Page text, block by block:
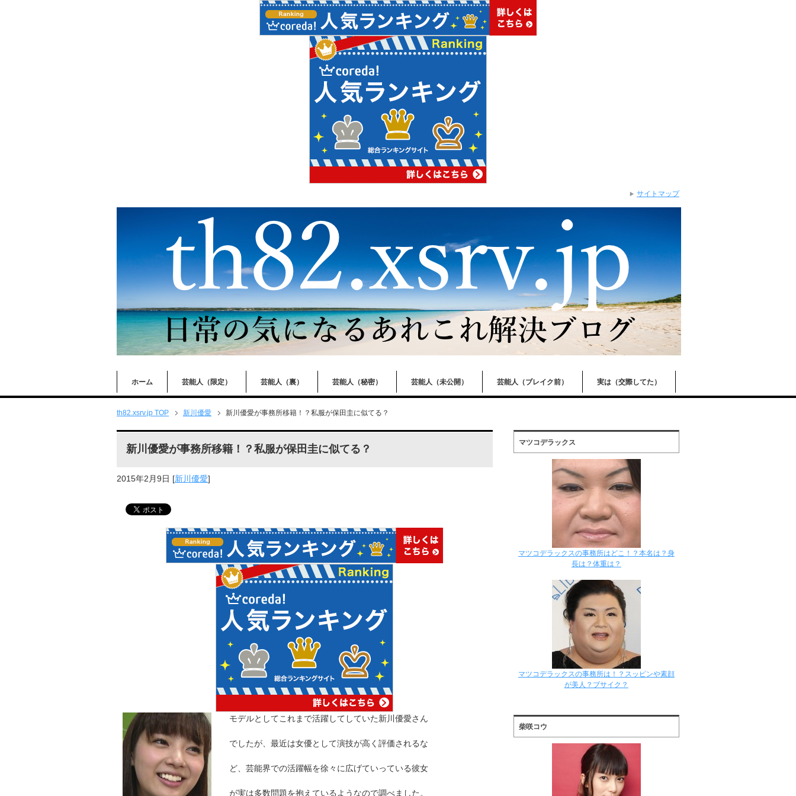
ホーム 芸能人（限定） 芸能人（裏） 芸能人（秘密） 芸能人（未公開） 芸能人（ブレイク前） 実は（交際してた）
th82.xsrv.jp TOP 新川優愛 新川優愛が事務所移籍！？私服が保田圭に似てる？
新川優愛が事務所移籍！？私服が保田圭に似てる？
2015年2月9日 [新川優愛]
モデルとしてこれまで活躍してしていた新川優愛さん
でしたが、最近は女優として演技が高く評価されるな
ど、芸能界での活躍幅を徐々に広げていっている彼女
が実は多数問題を抱えているようなので調べました。
マツコデラックス
マツコデラックスの事務所はどこ！？本名は？身
長は？体重は？
マツコデラックスの事務所は！？スッピンや素顔
が美人？ブサイク？
柴咲コウ
サイトマップ